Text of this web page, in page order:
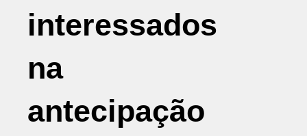
interessados
na
antecipação